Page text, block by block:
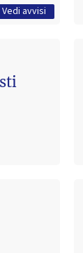
Vedi avvisi
gli avvisi